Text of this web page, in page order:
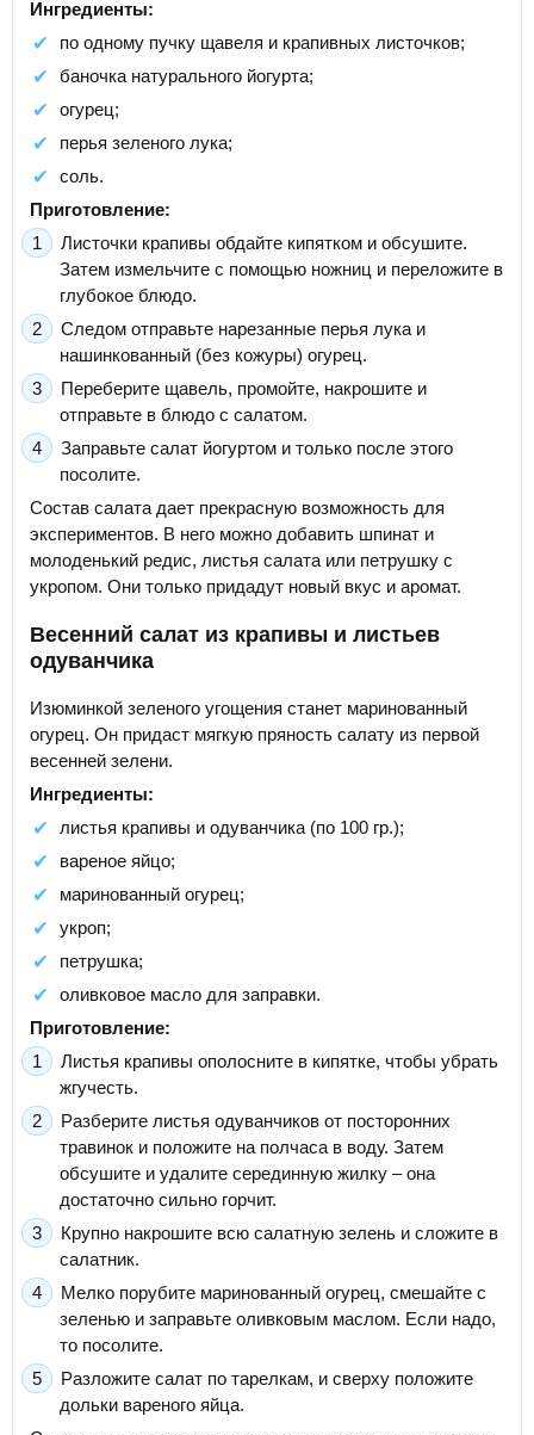
Ингредиенты:
по одному пучку щавеля и крапивных листочков;
баночка натурального йогурта;
огурец;
перья зеленого лука;
соль.
Приготовление:
Листочки крапивы обдайте кипятком и обсушите.
Затем измельчите с помощью ножниц и переложите в
глубокое блюдо.
Следом отправьте нарезанные перья лука и
нашинкованный (без кожуры) огурец.
Переберите щавель, промойте, накрошите и
отправьте в блюдо с салатом.
Заправьте салат йогуртом и только после этого
посолите.
Состав салата дает прекрасную возможность для
экспериментов. В него можно добавить шпинат и
молоденький редис, листья салата или петрушку с
укропом. Они только придадут новый вкус и аромат.
Весенний салат из крапивы и листьев
одуванчика
Изюминкой зеленого угощения станет маринованный
огурец. Он придаст мягкую пряность салату из первой
весенней зелени.
Ингредиенты:
листья крапивы и одуванчика (по 100 гр.);
вареное яйцо;
маринованный огурец;
укроп;
петрушка;
оливковое масло для заправки.
Приготовление:
Листья крапивы ополосните в кипятке, чтобы убрать
жгучесть.
Разберите листья одуванчиков от посторонних
травинок и положите на полчаса в воду. Затем
обсушите и удалите серединную жилку – она
достаточно сильно горчит.
Крупно накрошите всю салатную зелень и сложите в
салатник.
Мелко порубите маринованный огурец, смешайте с
зеленью и заправьте оливковым маслом. Если надо,
то посолите.
Разложите салат по тарелкам, и сверху положите
дольки вареного яйца.